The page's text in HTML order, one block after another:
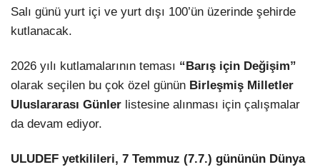
Salı günü yurt içi ve yurt dışı 100’ün üzerinde şehirde
kutlanacak.
2026 yılı kutlamalarının teması “Barış için Değişim”
olarak seçilen bu çok özel günün Birleşmiş Milletler
Uluslararası Günler listesine alınması için çalışmalar
da devam ediyor.
ULUDEF yetkilileri, 7 Temmuz (7.7.) gününün Dünya